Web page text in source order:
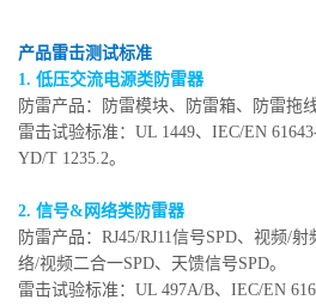
产品雷击测试标准
1. 低压交流电源类防雷器
防雷产品：防雷模块、防雷箱、防雷拖
雷击试验标准：UL 1449、IEC/EN
YD/T 1235.2。
2. 信号&网络类防雷器
防雷产品：RJ45/RJ11信号SPD、视频/
络/视频二合一SPD、天馈信号SPD。
雷击试验标准：UL 497A/B、IEC/EN